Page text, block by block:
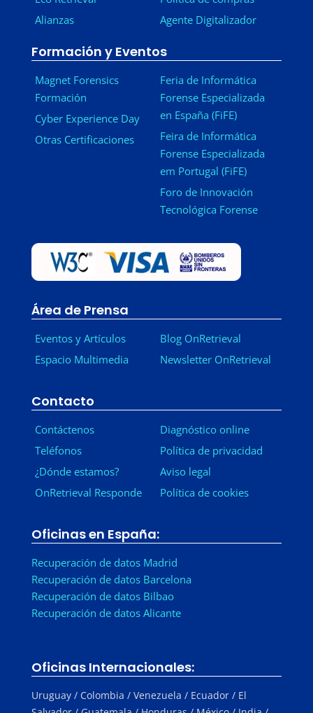
Alianzas
Agente Digitalizador
Formación y Eventos
Magnet Forensics
Formación
Cyber Experience Day
Otras Certificaciones
Feria de Informática
Forense Especializada
en España (FiFE)
Feira de Informática
Forense Especializada
em Portugal (FiFE)
Foro de Innovación
Tecnológica Forense
Área de Prensa
Eventos y Artículos
Espacio Multimedia
Blog OnRetrieval
Newsletter OnRetrieval
Contacto
Contáctenos
Teléfonos
¿Dónde estamos?
OnRetrieval Responde
Diagnóstico online
Política de privacidad
Aviso legal
Política de cookies
Oficinas en España:
Recuperación de datos Madrid
Recuperación de datos Barcelona
Recuperación de datos Bilbao
Recuperación de datos Alicante
Oficinas Internacionales:
Uruguay / Colombia / Venezuela / Ecuador / El